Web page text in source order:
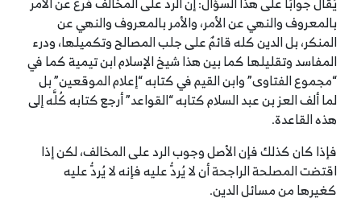
بالمعروف والنهي عن الأمر، والأمر بالمعروف والنهي عن
المنكر، بل الدين كله قائمٌ على جلب المصالح وتكميلها، ودرء
المفاسد وتقليلها كما بين هذا شيخ الإسلام ابن تيمية كما في
“مجموع الفتاوى” وابن القيم في كتابه “إعلام الموقعين” بل
لما ألف العز بن عبد السلام كتابه “القواعد” أرجع كتابه كُلَّه إلى
هذه القاعدة.
فإذا كان كذلك فإن الأصل وجوب الرد على المخالف، لكن إذا
اقتضت المصلحة الراجحة أن لا يُردُّ عليه فإنه لا يُردُّ عليه
كغيرها من مسائل الدين.